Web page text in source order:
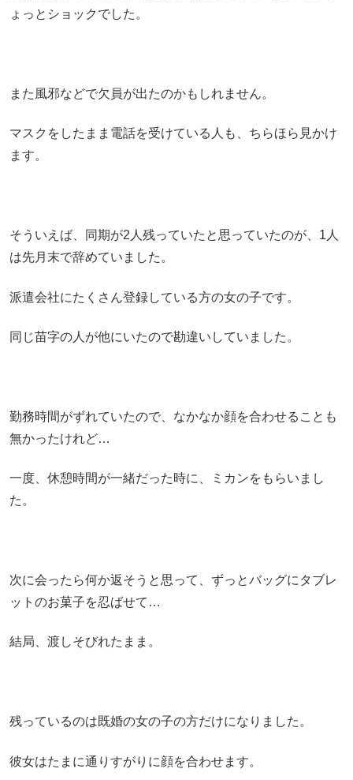
ょっとショックでした。
また風邪などで欠員が出たのかもしれません。
マスクをしたまま電話を受けている人も、ちらほら見かけ
ます。
そういえば、同期が2人残っていたと思っていたのが、1人
は先月末で辞めていました。
派遣会社にたくさん登録している方の女の子です。
同じ苗字の人が他にいたので勘違いしていました。
勤務時間がずれていたので、なかなか顔を合わせることも
無かったけれど…
一度、休憩時間が一緒だった時に、ミカンをもらいまし
た。
次に会ったら何か返そうと思って、ずっとバッグにタブレ
ットのお菓子を忍ばせて…
結局、渡しそびれたまま。
残っているのは既婚の女の子の方だけになりました。
彼女はたまに通りすがりに顔を合わせます。